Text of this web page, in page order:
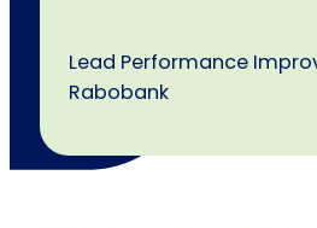
Lead Performance
Rabobank